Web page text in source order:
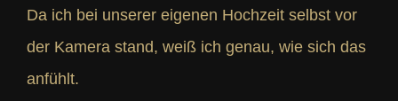
Da ich bei unserer eigenen Hochzeit selbst vor
der Kamera stand, weiß ich genau, wie sich das
anfühlt.